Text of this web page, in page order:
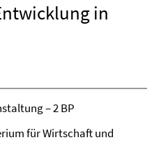
in
– 2 BP
für Wirtschaft und